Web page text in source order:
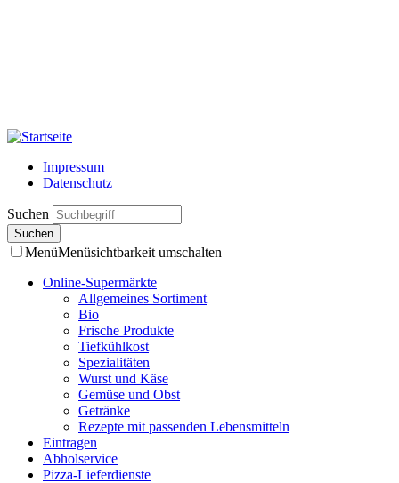
Impressum
Datenschutz
Suchen
MenüMenüsichtbarkeit umschalten
Online-Supermärkte
Allgemeines Sortiment
Bio
Frische Produkte
Tiefkühlkost
Spezialitäten
Wurst und Käse
Gemüse und Obst
Getränke
Rezepte mit passenden Lebensmitteln
Eintragen
Abholservice
Pizza-Lieferdienste